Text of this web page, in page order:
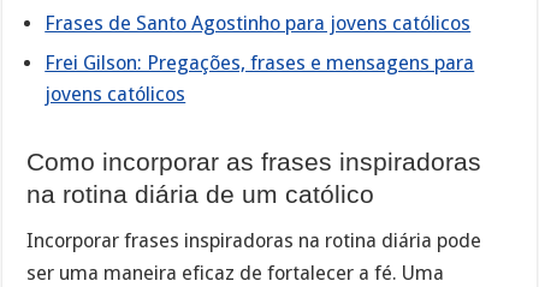
Frases de Santo Agostinho para jovens católicos
Frei Gilson: Pregações, frases e mensagens para
jovens católicos
Como incorporar as frases inspiradoras
na rotina diária de um católico
Incorporar frases inspiradoras na rotina diária pode
ser uma maneira eficaz de fortalecer a fé. Uma